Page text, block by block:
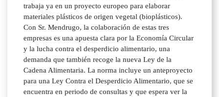
trabaja ya en un proyecto europeo para elaborar
materiales plásticos de origen vegetal (bioplásticos).
Con Sr. Mendrugo, la colaboración de estas tres
empresas es una apuesta clara por la Economía Circular
y la lucha contra el desperdicio alimentario, una
demanda que también recoge la nueva Ley de la
Cadena Alimentaria. La norma incluye un anteproyecto
para una Ley Contra el Desperdicio Alimentario, que se
encuentra en periodo de consultas y que espera ver la